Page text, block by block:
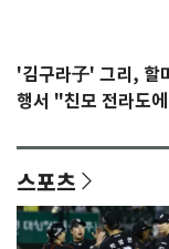
'김구라子' 그리, 할
행서 "친모 전라도
스포츠